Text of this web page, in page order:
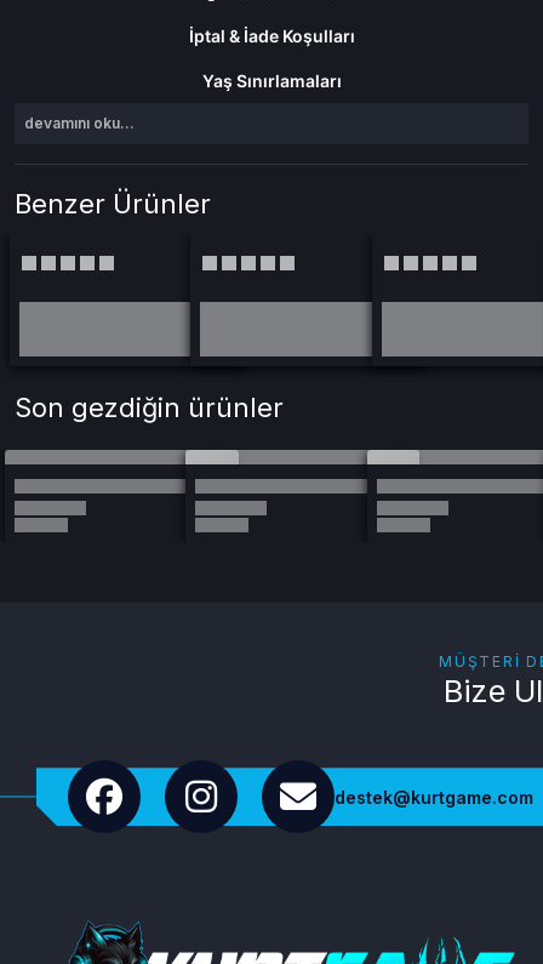
İptal & İade Koşulları
Yaş Sınırlamaları
devamını oku...
Benzer Ürünler
Son gezdiğin ürünler
MÜŞTERI
Bize
destek@kurtgame.com